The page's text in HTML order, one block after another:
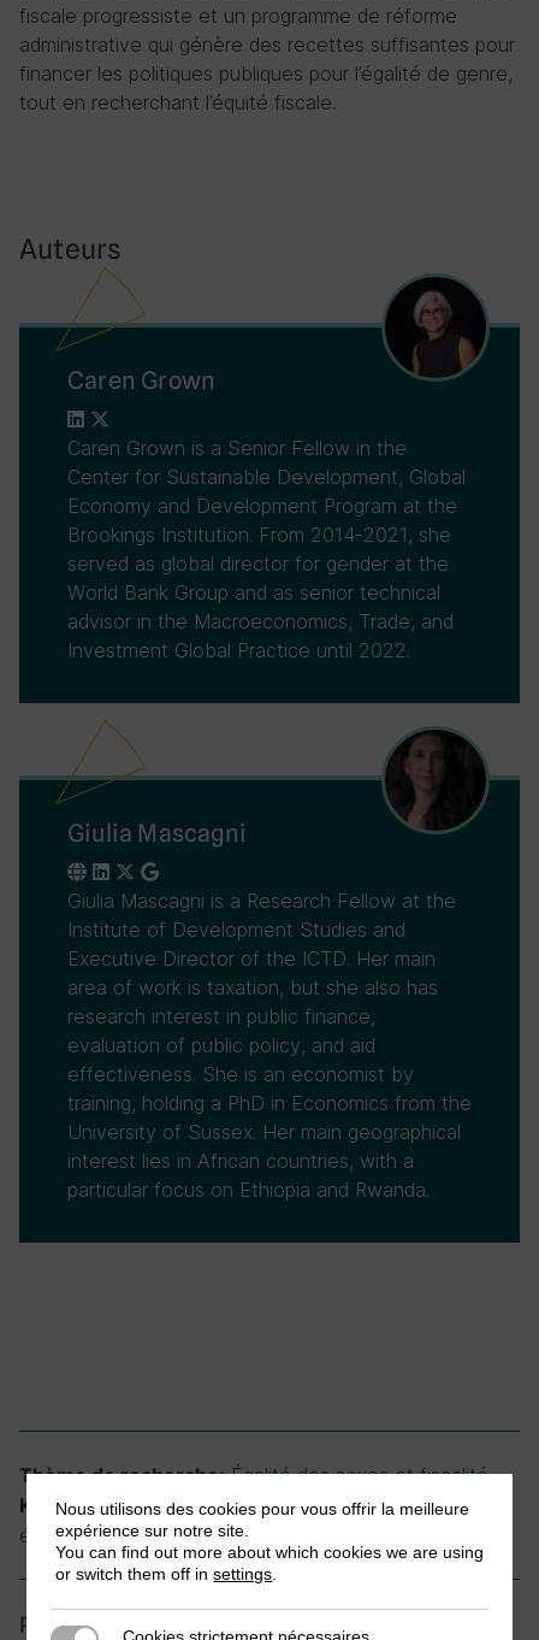
fiscale progressiste et un programme de réforme
administrative qui génère des recettes suffisantes pour
financer les politiques publiques pour l’égalité de genre,
tout en recherchant l’équité fiscale.
Auteurs
Caren Grown
Caren Grown is a Senior Fellow in the
Center for Sustainable Development, Global
Economy and Development Program at the
Brookings Institution. From 2014-2021, she
served as global director for gender at the
World Bank Group and as senior technical
advisor in the Macroeconomics, Trade, and
Investment Global Practice until 2022.
Giulia Mascagni
Giulia Mascagni is a Research Fellow at the
Institute of Development Studies and
Executive Director of the ICTD. Her main
area of work is taxation, but she also has
research interest in public finance,
evaluation of public policy, and aid
effectiveness. She is an economist by
training, holding a PhD in Economics from the
University of Sussex. Her main geographical
interest lies in African countries, with a
particular focus on Ethiopia and Rwanda.
Thème de recherche: Égalité des sexes et fiscalité
Keywords:biais fiscal, biais implicites et explicites,
égalité de genre, réformes fiscales, systèmes fiscaux
Partager
Nous utilisons des cookies pour vous offrir la meilleure
expérience sur notre site.
You can find out more about which cookies we are using
or switch them off insettings
Cookies strictement nécessaires